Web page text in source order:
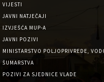
VIJESTI
JAVNI NATJEČAJI
IZVJEŠĆA MUP-A
JAVNI POZIVI
MINISTARSTVO POLJOPRIVREDE,
ŠUMARSTVA
POZIVI ZA SJEDNICE VLADE